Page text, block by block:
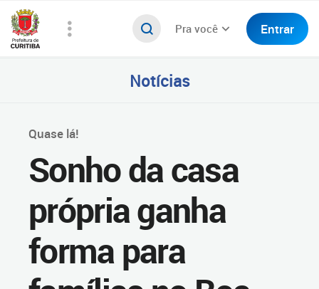
Pra você Entrar
Notícias
Quase lá!
Sonho da casa
própria ganha
forma para